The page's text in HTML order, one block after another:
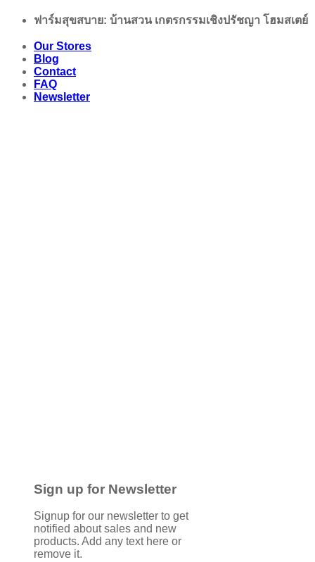
Skip
content
ฟาร์มสุขสบาย: บ้านสวน เกตรกรรมเชิงปรัชญา โฮมสเตย์
Our Stores
Blog
Contact
FAQ
Newsletter
Sign up for Newsletter
Signup for our newsletter to get
notified about sales and new
products. Add any text here or
remove it.